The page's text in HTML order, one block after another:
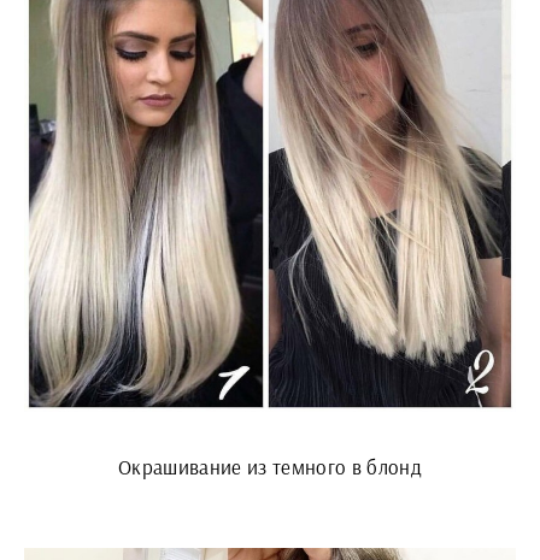
Окрашивание из темного в блонд